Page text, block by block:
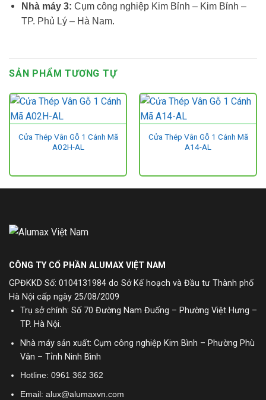
Nhà máy 3: Cụm công nghiệp Kim Bỉnh – Kim Bỉnh –
TP. Phủ Lý – Hà Nam.
SẢN PHẨM TƯƠNG TỰ
Cửa Thép Vân Gỗ 1 Cánh Mã
A02H-AL
Cửa Thép Vân Gỗ 1 Cánh Mã
A14-AL
CÔNG TY CỔ PHẦN ALUMAX VIỆT NAM
GPĐKKD Số: 0104131984 do Sở Kế hoạch và Đầu tư Thành phố
Hà Nội cấp ngày 25/08/2009
Trụ sở chính: Số 70 Đường Nam Đuống – Phường Việt Hưng –
TP. Hà Nội.
Nhà máy sản xuất: Cụm công nghiệp Kim Bình – Phường Phù
Vân – Tỉnh Ninh Bình
Hotline: 0961 362 362
Email: alux@alumaxvn.com